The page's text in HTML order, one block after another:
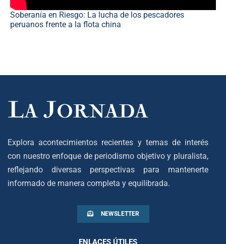
Soberanía en Riesgo: La lucha de los pescadores
peruanos frente a la flota china
Explora acontecimientos recientes y temas de interés
con nuestro enfoque de periodismo objetivo y pluralista,
reflejando diversas perspectivas para mantenerte
informado de manera completa y equilibrada.
NEWSLETTER
ENLACES ÚTILES